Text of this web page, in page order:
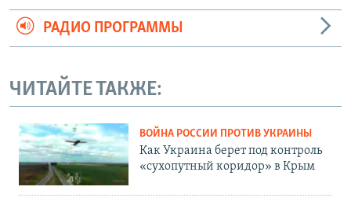
РАДИО ПРОГРАММЫ
ЧИТАЙТЕ ТАКЖЕ:
ВОЙНА РОССИИ ПРОТИВ УКРАИНЫ
Как Украина берет под контроль
«сухопутный коридор» в Крым